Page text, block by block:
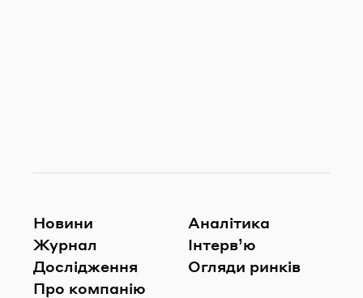
Новини
Журнал
Дослідження
Про компанію
Аналітика
Інтерв’ю
Огляди ринків